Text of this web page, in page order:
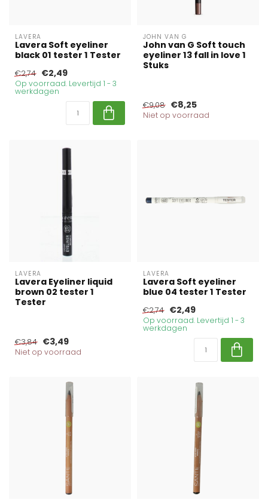
LAVERA
Lavera Soft eyeliner
black 01 tester 1 Tester
€2,74 €2,49
Op voorraad. Levertijd 1 - 3
werkdagen
JOHN VAN G
John van G Soft touch
eyeliner 13 fall in love 1
Stuks
€9,08 €8,25
Niet op voorraad
LAVERA
Lavera Eyeliner liquid
brown 02 tester 1
Tester
€3,84 €3,49
Niet op voorraad
LAVERA
Lavera Soft eyeliner
blue 04 tester 1 Tester
€2,74 €2,49
Op voorraad. Levertijd 1 - 3
werkdagen